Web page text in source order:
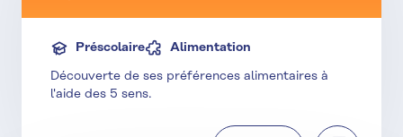
Préscolaire Alimentation
Découverte de ses préférences alimentaires à
l'aide des 5 sens.